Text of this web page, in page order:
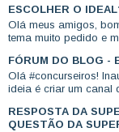
ESCOLHER O
Olá meus amigos,
tema muito pedido e
FÓRUM DO BLOG -
Olá #concurseiros!
ideia é criar um canal
RESPOSTA DA
QUESTÃO DA